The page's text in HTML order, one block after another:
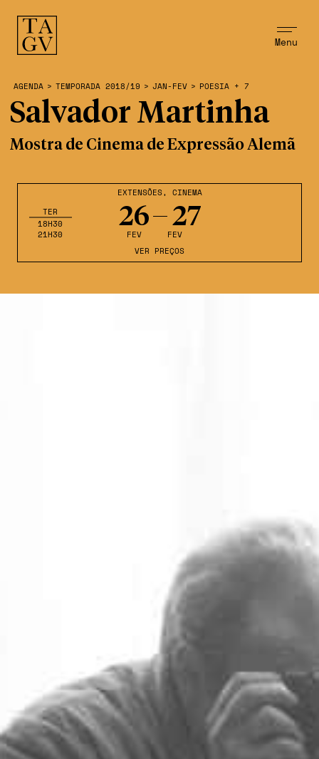
Menu
EXTENSÕES, CINEMA
26
FEV
27
FEV
TER
18H30
21H30
VER PREÇOS
AGENDA > TEMPORADA 2018/19 > JAN-FEV > POESIA + 7
Salvador Martinha
Mostra de Cinema de Expressão Alemã